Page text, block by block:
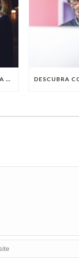
QUAIS SÃO AS TENDÊNCIAS DA TECNOLOGIA DA INFORMAÇÃO PARA 2023?